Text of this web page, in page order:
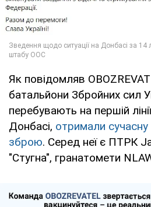
Як повідомляв
батальйони Збройних сил
перебувають на першій
Донбасі, отримали
зброю. Серед неї є ПТРК
"Стугна", гранатомети